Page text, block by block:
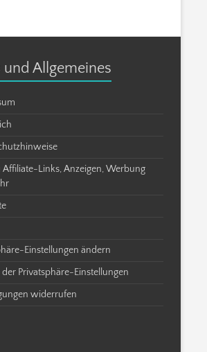
und Allgemeines
Affiliate-Links, Anzeigen, Werbung
Einstellungen ändern
der Privatsphäre-Einstellungen
widerrufen